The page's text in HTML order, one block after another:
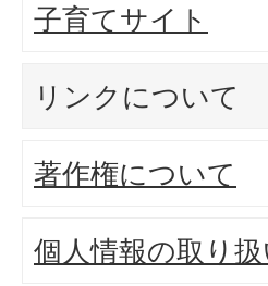
子育てサイト
リンクについて
著作権について
個人情報の取り扱